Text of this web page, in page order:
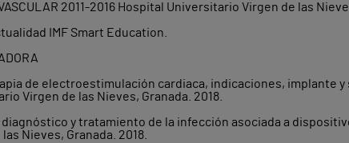
2011-2016 Hospital Universitario Virgen de las
IMF Smart Education.
de electroestimulación cardiaca, indicaciones, implante
Virgen de las Nieves, Granada. 2018.
y tratamiento de la infección asociada a
Nieves, Granada. 2018.